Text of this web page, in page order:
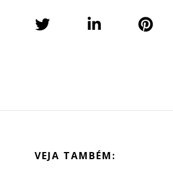
VEJA TAMBÉM: